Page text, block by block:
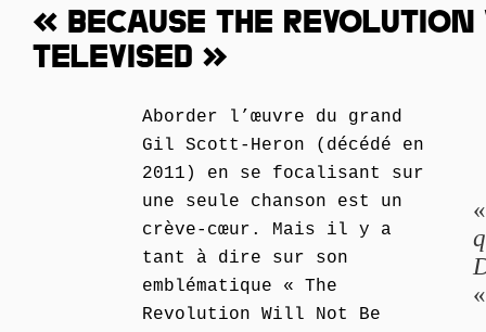
« BECAUSE THE
TELEVISED »
Aborder l’œuvre du grand
Gil Scott-Heron (décédé en
2011) en se focalisant sur
une seule chanson est un
crève-cœur. Mais il y a
tant à dire sur son
emblématique « The
Revolution Will Not Be